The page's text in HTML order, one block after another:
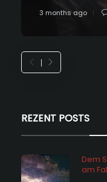
3 months ago
REZENT POSTS
Dem
am